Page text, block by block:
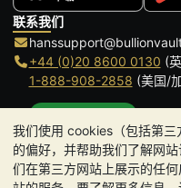
我们使用 cookies（包括第
的偏好，并帮助我们了解网
们在第三方网站上展示的任
联系我们
+44 (0)20 8600 0130 (
1-888-908-2858 (美国/
办公时间:
9am to 8:30pm (英国时
Galmarley Ltd T/A